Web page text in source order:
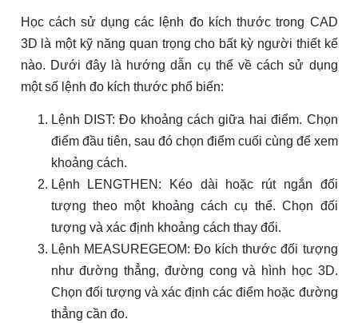
Học cách sử dụng các lệnh đo kích thước trong CAD
3D là một kỹ năng quan trọng cho bất kỳ người thiết kế
nào. Dưới đây là hướng dẫn cụ thể về cách sử dụng
một số lệnh đo kích thước phổ biến:
Lệnh DIST: Đo khoảng cách giữa hai điểm. Chọn
điểm đầu tiên, sau đó chọn điểm cuối cùng để xem
khoảng cách.
Lệnh LENGTHEN: Kéo dài hoặc rút ngắn đối
tượng theo một khoảng cách cụ thể. Chọn đối
tượng và xác định khoảng cách thay đổi.
Lệnh MEASUREGEOM: Đo kích thước đối tượng
như đường thẳng, đường cong và hình học 3D.
Chọn đối tượng và xác định các điểm hoặc đường
thẳng cần đo.